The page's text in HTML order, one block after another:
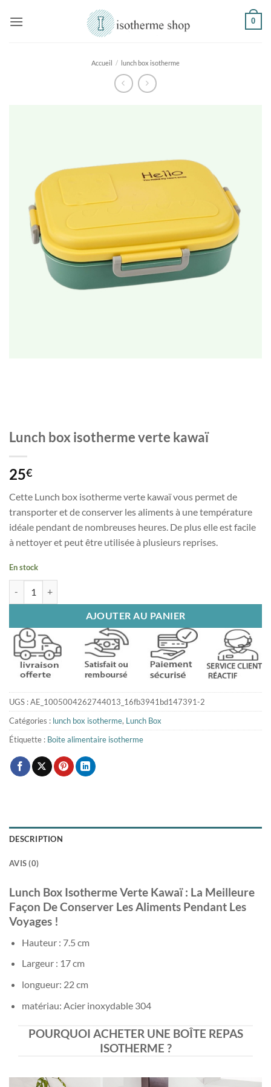
0
Accueil / lunch box isotherme
Lunch box isotherme verte kawaï
25€
Cette Lunch box isotherme verte kawaï vous permet de
transporter et de conserver les aliments à une température
idéale pendant de nombreuses heures. De plus elle est facile
à nettoyer et peut être utilisée à plusieurs reprises.
En stock
AJOUTER AU PANIER
UGS :AE_1005004262744013_16fb3941bd147391-2
Catégories : lunch box isotherme, Lunch Box
Étiquette : Boite alimentaire isotherme
DESCRIPTION
AVIS (0)
Lunch Box Isotherme Verte Kawaï : La Meilleure
Façon De Conserver Les Aliments Pendant Les
Voyages !
Hauteur : 7.5 cm
Largeur : 17 cm
longueur: 22 cm
matériau: Acier inoxydable 304
POURQUOI ACHETER UNE BOÎTE REPAS
ISOTHERME ?